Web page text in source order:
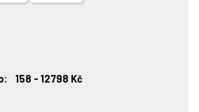
158 - 12798 Kč